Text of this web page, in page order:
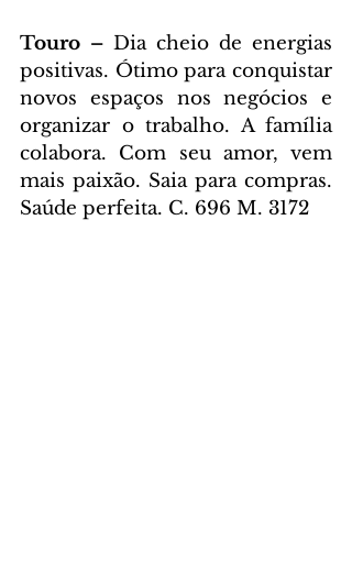
Touro – Dia cheio de energias
positivas. Ótimo para conquistar
novos espaços nos negócios e
organizar o trabalho. A família
colabora. Com seu amor, vem
mais paixão. Saia para compras.
Saúde perfeita. C. 696 M. 3172